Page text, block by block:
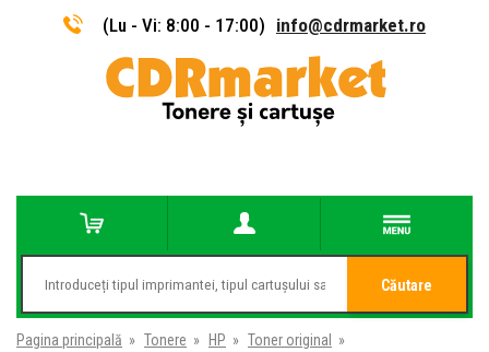
(Lu - Vi: 8:00 - 17:00) info@cdrmarket.ro
Căutare
Pagina principală » Tonere » HP » Toner original
»